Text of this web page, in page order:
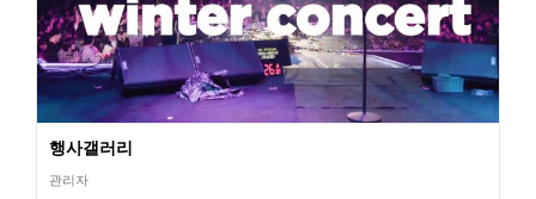
행사갤러리
관리자